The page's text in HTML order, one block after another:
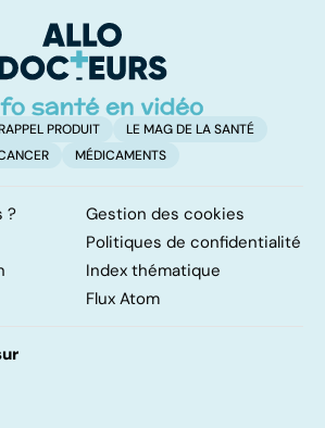
PRODUIT
LE MAG DE LA SANTÉ
MÉDICAMENTS
?
Gestion des cookies
Politiques de confidentialité
Index thématique
Flux Atom